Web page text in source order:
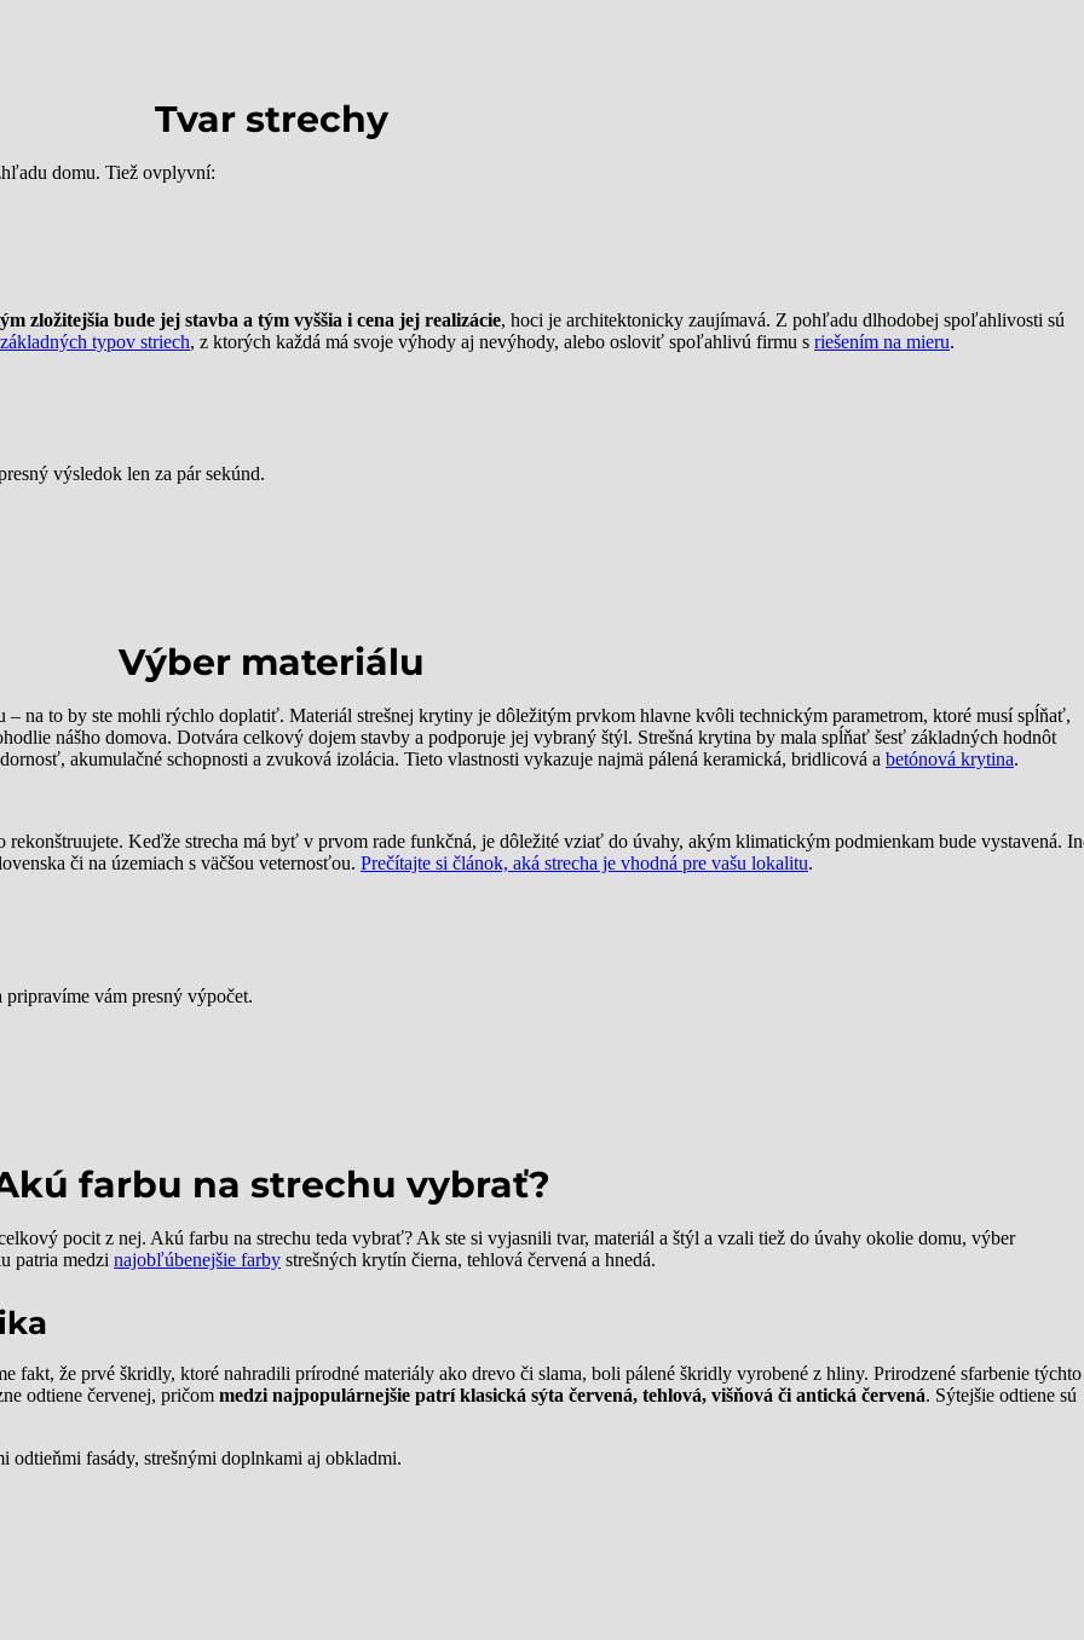
Tvar strechy
domu. Tiež ovplyvní:
zložitejšia bude jej stavba a tým vyššia i cena jej realizácie, hoci je architektonicky zaujímavá. Z pohľadu dlhodobej spoľahlivosti sú
základných typov striech, z ktorých každá má svoje výhody aj nevýhody, alebo osloviť spoľahlivú firmu s riešením na mieru.
výsledok len za pár sekúnd.
Výber materiálu
– na to by ste mohli rýchlo doplatiť. Materiál strešnej krytiny je dôležitým prvkom hlavne kvôli technickým parametrom, ktoré musí spĺňať,
nášho domova. Dotvára celkový dojem stavby a podporuje jej vybraný štýl. Strešná krytina by mala spĺňať šesť základných hodnôt
akumulačné schopnosti a zvuková izolácia. Tieto vlastnosti vykazuje najmä pálená keramická, bridlicová a betónová krytina.
Keďže strecha má byť v prvom rade funkčná, je dôležité vziať do úvahy, akým klimatickým podmienkam bude vystavená.
či na územiach s väčšou veternosťou. Prečítajte si článok, aká strecha je vhodná pre vašu lokalitu.
vám presný výpočet.
farbu na strechu vybrať?
pocit z nej. Akú farbu na strechu teda vybrať? Ak ste si vyjasnili tvar, materiál a štýl a vzali tiež do úvahy okolie domu, výber
patria medzi najobľúbenejšie farby strešných krytín čierna, tehlová červená a hnedá.
fakt, že prvé škridly, ktoré nahradili prírodné materiály ako drevo či slama, boli pálené škridly vyrobené z hliny. Prirodzené sfarbenie týchto
odtiene červenej, pričom medzi najpopulárnejšie patrí klasická sýta červená, tehlová, višňová či antická červená. Sýtejšie odtiene sú
fasády, strešnými doplnkami aj obkladmi.